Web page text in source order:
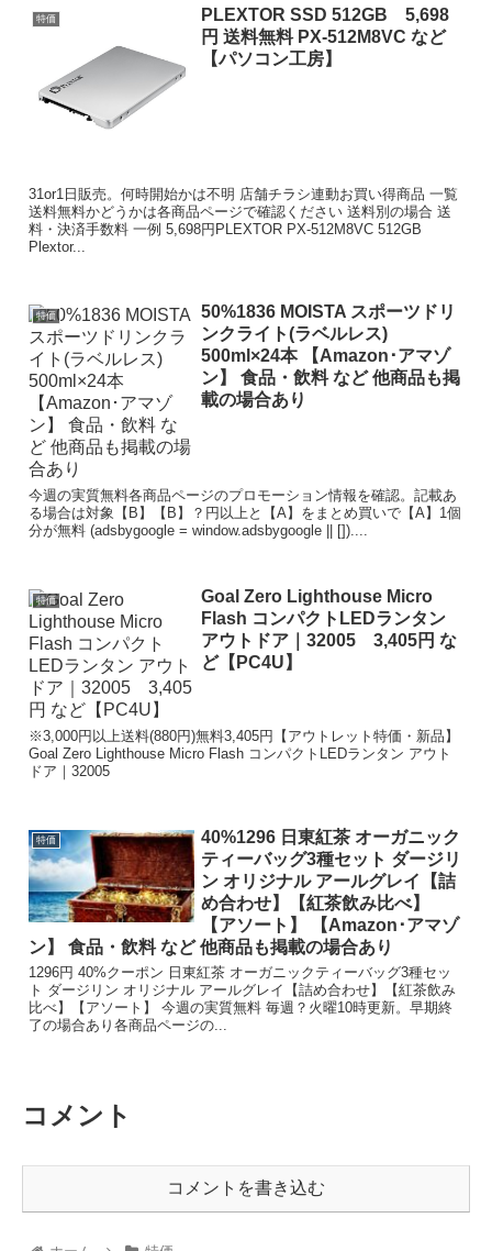
特価
PLEXTOR SSD 512GB 5,698
円 送料無料 PX-512M8VC など
【パソコン工房】
31or1日販売。何時開始かは不明 店舗チラシ連動お買い得商品 一覧
送料無料かどうかは各商品ページで確認ください 送料別の場合 送
料・決済手数料 一例 5,698円PLEXTOR PX-512M8VC 512GB
Plextor...
特価
50%1836 MOISTA スポーツドリ
ンクライト(ラベルレス)
500ml×24本 【Amazon･アマゾ
ン】 食品・飲料 など 他商品も掲
載の場合あり
今週の実質無料各商品ページのプロモーション情報を確認。記載あ
る場合は対象【B】【B】？円以上と【A】をまとめ買いで【A】1個
分が無料 (adsbygoogle = window.adsbygoogle || [])....
特価
Goal Zero Lighthouse Micro
Flash コンパクトLEDランタン
アウトドア｜32005 3,405円 な
ど【PC4U】
※3,000円以上送料(880円)無料3,405円【アウトレット特価・新品】
Goal Zero Lighthouse Micro Flash コンパクトLEDランタン アウト
ドア｜32005
特価
40%1296 日東紅茶 オーガニック
ティーバッグ3種セット ダージリ
ン オリジナル アールグレイ【詰
め合わせ】【紅茶飲み比べ】
【アソート】 【Amazon･アマゾ
ン】 食品・飲料 など 他商品も掲載の場合あり
1296円 40%クーポン 日東紅茶 オーガニックティーバッグ3種セッ
ト ダージリン オリジナル アールグレイ【詰め合わせ】【紅茶飲み
比べ】【アソート】 今週の実質無料 毎週？火曜10時更新。早期終
了の場合あり各商品ページの...
コメント
コメントを書き込む